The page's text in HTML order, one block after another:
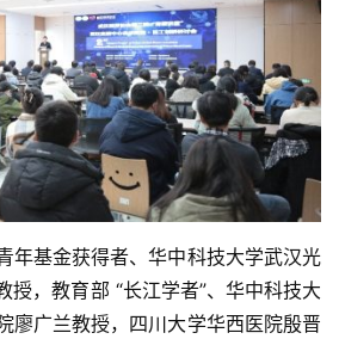
基金获得者、华中科技大学武汉光
授，教育部 “长江学者”、华中科技大
廖广兰教授，四川大学华西医院殷晋